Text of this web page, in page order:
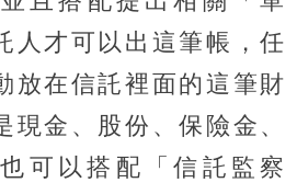
人才可以出這筆帳，任
放在信託裡面的這筆財
現金、股份、保險金、
可以搭配「信託監察